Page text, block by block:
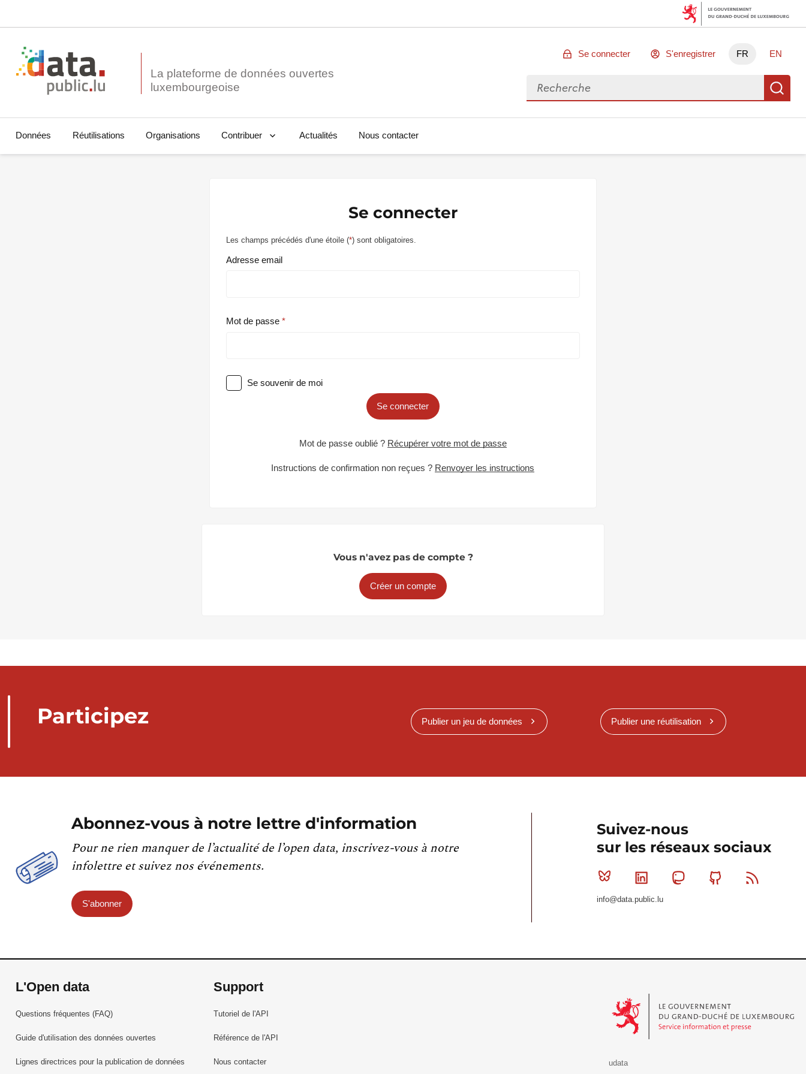
La plateforme de données ouvertes
Se connecter S'enregistrer FR EN
Rechercher des données
Données Réutilisations Organisations Contribuer Actualités Nous contacter
Se connecter
Les champs précédés d'une étoile (*) sont obligatoires.
Adresse email
Mot de passe
Se souvenir de moi
Se connecter
Mot de passe oublié ? Récupérer votre mot de passe
Instructions de confirmation non reçues ? Renvoyer les instructions
Vous n'avez pas de compte ?
Créer un compte
Participez Publier un jeu de données Publier une réutilisation
Abonnez-vous à notre lettre d'information
Pour ne rien manquer de l’actualité de l’open data, inscrivez-vous à notre
infolettre et suivez nos événements.
S'abonner
Suivez-nous
sur les réseaux sociaux
Bluesky Linkedin MastodonGithub
info@data.public.lu
L'Open data
Questions fréquentes (FAQ)
Guide d'utilisation des données ouvertes
Lignes directrices pour la publication de données
Support
Tutoriel de l'API
Référence de l'API
Nous contacter
udata